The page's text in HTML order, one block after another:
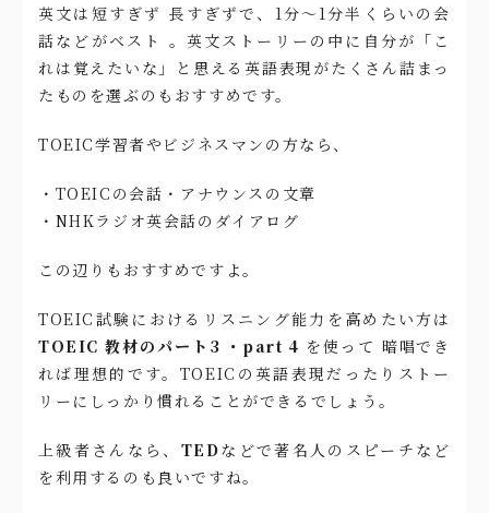
英文は短すぎず 長すぎずで、1分〜1分半くらいの会
話などがベスト 。英文ストーリーの中に自分が「こ
れは覚えたいな」と思える英語表現がたくさん詰まっ
たものを選ぶのもおすすめです。
TOEIC学習者やビジネスマンの方なら、
・TOEICの会話・アナウンスの文章
・NHKラジオ英会話のダイアログ
この辺りもおすすめですよ。
TOEIC試験におけるリスニング能力を高めたい方は
TOEIC 教材のパート3 ・part 4 を使って 暗唱でき
れば理想的です。TOEICの英語表現だったりストー
リーにしっかり慣れることができるでしょう。
上級者さんなら、 TEDなどで著名人のスピーチなど
を利用するのも良いですね。